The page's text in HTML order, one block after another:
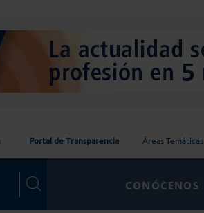
Portal de Transparencia Áreas Temáticas
CONÓCENOS